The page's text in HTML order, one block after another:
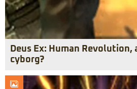
Deus Ex: Human Revolution,
cyborg?